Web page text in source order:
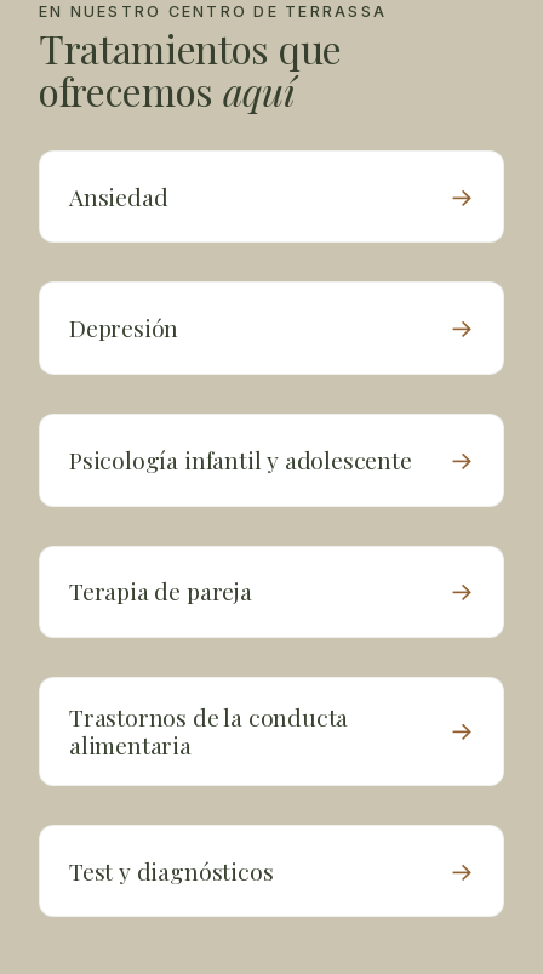
EN NUESTRO CENTRO DE TERRASSA
Tratamientos que
ofrecemos aquí
Ansiedad →
Depresión →
Psicología infantil y adolescente →
Terapia de pareja →
Trastornos de la conducta
alimentaria
→
Test y diagnósticos →